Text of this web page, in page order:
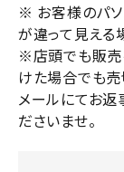
※ お客様のパ
が違って見える
※店頭でも販売
けた場合でも売
メールにてお返
ださいませ。